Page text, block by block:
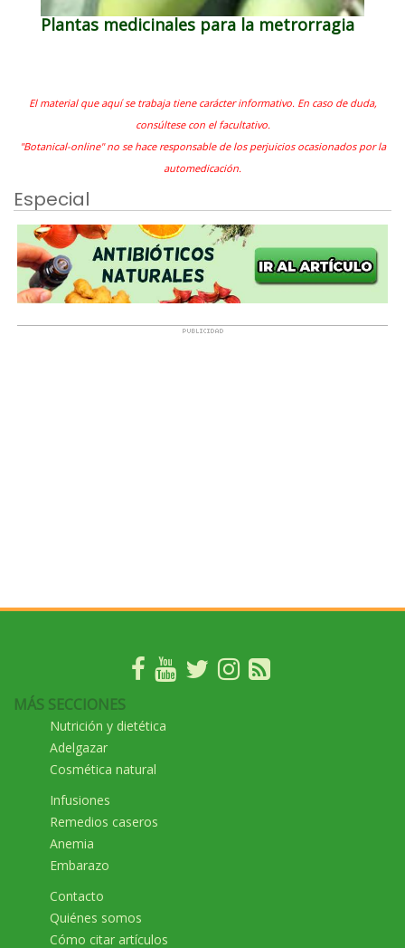
Plantas medicinales para la metrorragia
El material que aquí se trabaja tiene carácter informativo. En caso de duda,
consúltese con el facultativo.
"Botanical-online" no se hace responsable de los perjuicios ocasionados por la
automedicación.
Especial
MÁS SECCIONES
Nutrición y dietética
Adelgazar
Cosmética natural
Infusiones
Remedios caseros
Anemia
Embarazo
Contacto
Quiénes somos
Cómo citar artículos